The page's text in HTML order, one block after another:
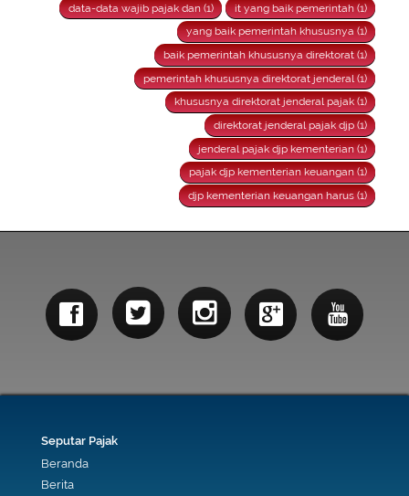
data-data wajib pajak dan (1)
it yang baik pemerintah (1)
yang baik pemerintah khususnya (1)
baik pemerintah khususnya direktorat (1)
pemerintah khususnya direktorat jenderal (1)
khususnya direktorat jenderal pajak (1)
direktorat jenderal pajak djp (1)
jenderal pajak djp kementerian (1)
pajak djp kementerian keuangan (1)
djp kementerian keuangan harus (1)
Seputar Pajak
Beranda
Berita